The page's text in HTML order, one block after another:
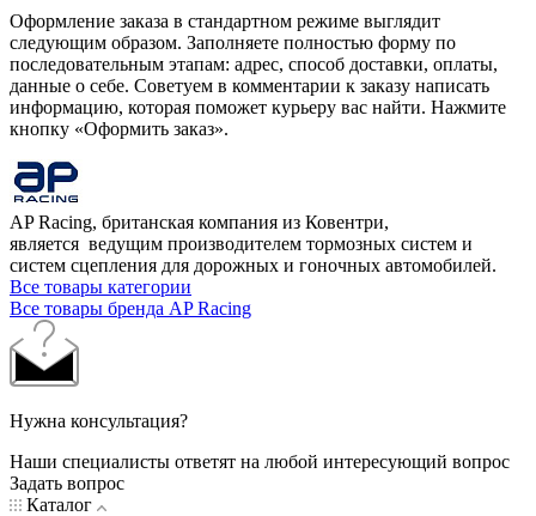
Оформление заказа в стандартном режиме выглядит
следующим образом. Заполняете полностью форму по
последовательным этапам: адрес, способ доставки, оплаты,
данные о себе. Советуем в комментарии к заказу написать
информацию, которая поможет курьеру вас найти. Нажмите
кнопку «Оформить заказ».
AP Racing, британская компания из Ковентри,
является ведущим производителем тормозных систем и
систем сцепления для дорожных и гоночных автомобилей.
Все товары категории
Все товары бренда AP Racing
Нужна консультация?
Наши специалисты ответят на любой интересующий вопрос
Задать вопрос
Каталог